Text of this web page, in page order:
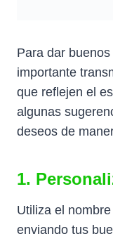
Para dar
importante
que reflejen el
algunas
deseos de
1.
Utiliza el
enviando tus